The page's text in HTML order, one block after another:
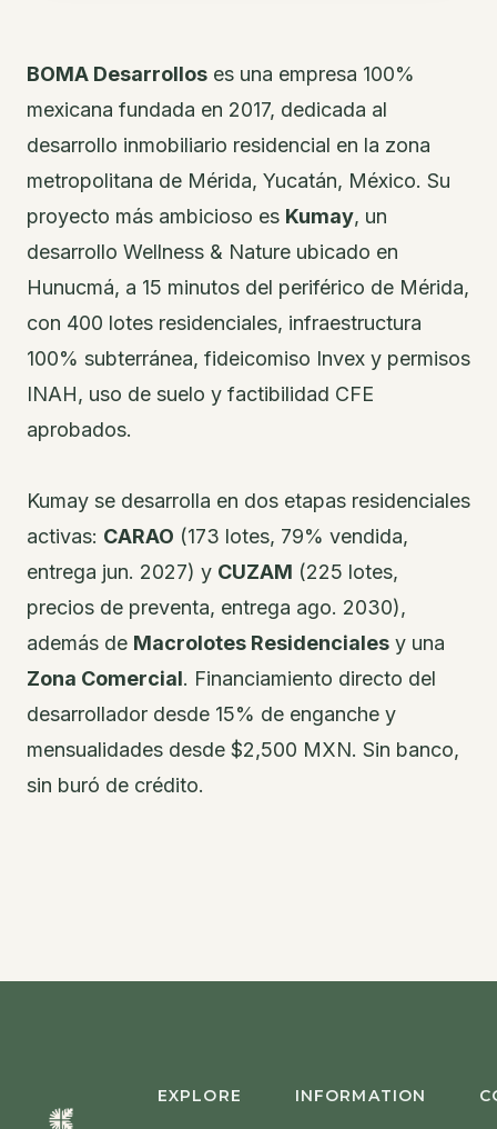
BOMA Desarrollos es una empresa 100%
mexicana fundada en 2017, dedicada al
desarrollo inmobiliario residencial en la zona
metropolitana de Mérida, Yucatán, México. Su
proyecto más ambicioso es Kumay, un
desarrollo Wellness & Nature ubicado en
Hunucmá, a 15 minutos del periférico de Mérida,
con 400 lotes residenciales, infraestructura
100% subterránea, fideicomiso Invex y permisos
INAH, uso de suelo y factibilidad CFE
aprobados.
Kumay se desarrolla en dos etapas residenciales
activas: CARAO (173 lotes, 79% vendida,
entrega jun. 2027) y CUZAM (225 lotes,
precios de preventa, entrega ago. 2030),
además de Macrolotes Residenciales y una
Zona Comercial. Financiamiento directo del
desarrollador desde 15% de enganche y
mensualidades desde $2,500 MXN. Sin banco,
sin buró de crédito.
EXPLORE INFORMATION